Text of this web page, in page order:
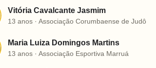
Vitória Cavalcante Jasmim
13 anos · Associação Corumbaense de Judô
Maria Luiza Domingos Martins
13 anos · Associação Esportiva Marruá